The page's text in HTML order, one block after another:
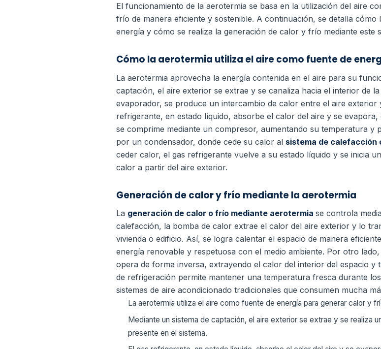
El funcionamiento de la aerotermia se basa en la utilización del aire
frío de manera eficiente y sostenible. A continuación, se detalla
energía y cómo se realiza la generación de calor y frío mediante este
Cómo la aerotermia utiliza el aire como fuente de
La aerotermia aprovecha la energía contenida en el aire para su
captación, el aire exterior se extrae y se canaliza hacia el interior de
evaporador, se produce un intercambio de calor entre el aire
refrigerante, en estado líquido, absorbe el calor del aire y se evapora,
se comprime mediante un compresor, aumentando su temperatura y
por un condensador, donde cede su calor al sistema de calefacción
ceder calor, el gas refrigerante vuelve a su estado líquido y se inicia
calor a partir del aire exterior.
Generación de calor y frío mediante la aerotermia
La generación de calor o frío mediante aerotermia se controla
calefacción, la bomba de calor extrae el calor del aire exterior y lo
vivienda o edificio. Así, se logra calentar el espacio de manera
energía renovable y respetuosa con el medio ambiente. Por otro
opera de forma inversa, extrayendo el calor del interior del espacio y
de refrigeración permite mantener una temperatura fresca durante
sistemas de aire acondicionado tradicionales que consumen mucha
La aerotermia utiliza el aire como fuente de energía para generar calor y
Mediante un sistema de captación, el aire exterior se extrae y se realiza
presente en el sistema.